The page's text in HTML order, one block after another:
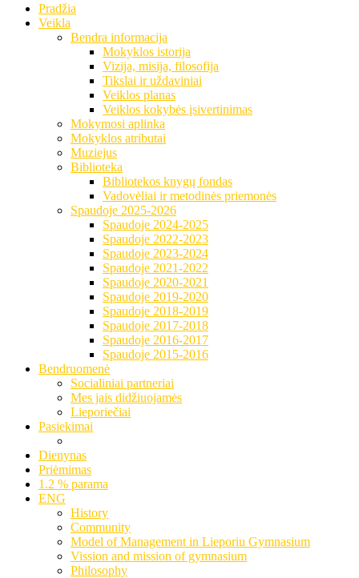
Pradžia
Veikla
Bendra informacija
Mokyklos istorija
Vizija, misija, filosofija
Tikslai ir uždaviniai
Veiklos planas
Veiklos kokybės įsivertinimas
Mokymosi aplinka
Mokyklos atributai
Muziejus
Biblioteka
Bibliotekos knygų fondas
Vadovėliai ir metodinės priemonės
Spaudoje 2025-2026
Spaudoje 2024-2025
Spaudoje 2022-2023
Spaudoje 2023-2024
Spaudoje 2021-2022
Spaudoje 2020-2021
Spaudoje 2019-2020
Spaudoje 2018-2019
Spaudoje 2017-2018
Spaudoje 2016-2017
Spaudoje 2015-2016
Bendruomenė
Socialiniai partneriai
Mes jais didžiuojamės
Lieporiečiai
Pasiekimai
Dienynas
Priėmimas
1.2 % parama
ENG
History
Community
Model of Management in Lieporiu Gymnasium
Vission and mission of gymnasium
Philosophy